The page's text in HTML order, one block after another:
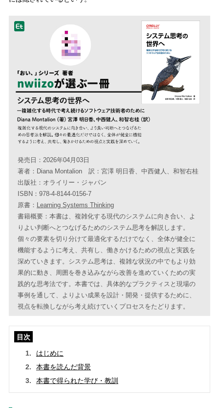
発売日：2026年04月03日
著者：Diana Montalion 訳：宮澤 明日香、中西健人、和智右桂
出版社：オライリー・ジャパン
ISBN：978-4-8144-0156-7
原書：
Learning Systems Thinking
書籍概要：本書は、複雑化する現代のシステムに向き合い、よ
りよい判断へとつなげるためのシステム思考を解説します。
個々の要素を切り分けて最適化するだけでなく、全体が健全に
機能するように考え、共有し、働きかけるための視点と実践を
深めていきます。システム思考は、複雑な状況の中でもより効
果的に動き、周囲を巻き込みながら改善を進めていくための実
践的な思考法です。本書では、具体的なプラクティスと現場の
事例を通して、よりよい成果を設計・開発・提供するために、
視点を転換しながら考え続けていくプロセスをたどります。
目次
はじめに
本書を読んだ背景
本書で得られた学び・教訓